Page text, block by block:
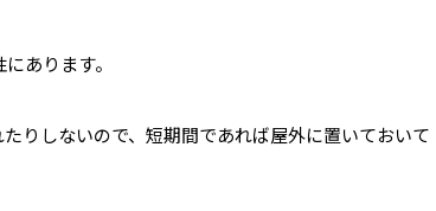
あります。
りしないので、短期間であれば屋外に置いておいて